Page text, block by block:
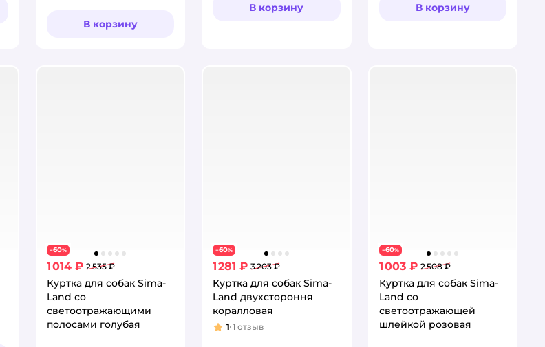
В корзину
В корзину В корзину
−60%
1 014 ₽ 2 535 ₽
Куртка для собак Sima-
Land со
светоотражающими
полосами голубая
−60%
1 281 ₽ 3 203 ₽
Куртка для собак Sima-
Land двухстороння
коралловая
Рейтинг:
1 1 отзыв
−60%
1 003 ₽ 2 508 ₽
Куртка для собак Sima-
Land со
светоотражающей
шлейкой розовая